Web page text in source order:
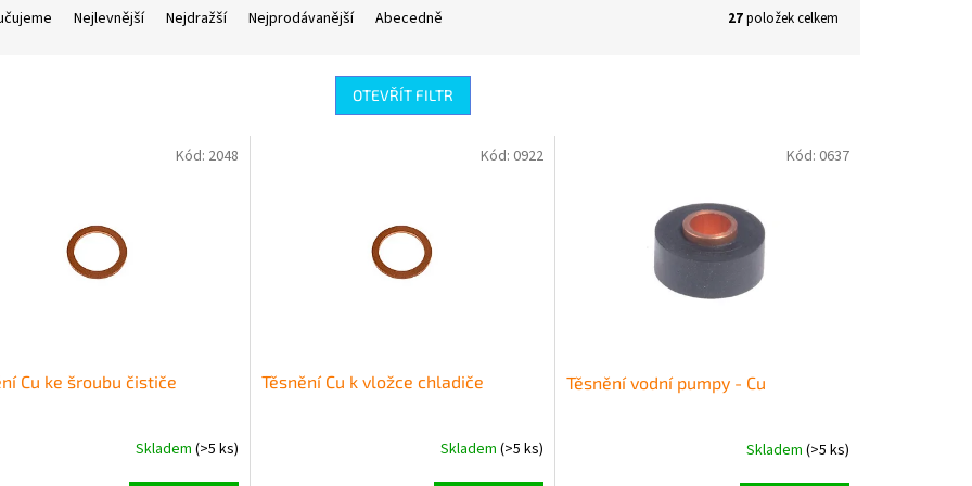
Nejlevnější Nejdražší Nejprodávanější Abecedně 27položek celkem
OTEVŘÍT FILTR
Cu ke šroubu čističe
Skladem (>5 ks)
Kód: 2048
Těsnění Cu k vložce chladiče
Skladem (>5 ks)
Kód: 0922
Těsnění vodní pumpy - Cu
Skladem (>5 ks)
Kód: 0637